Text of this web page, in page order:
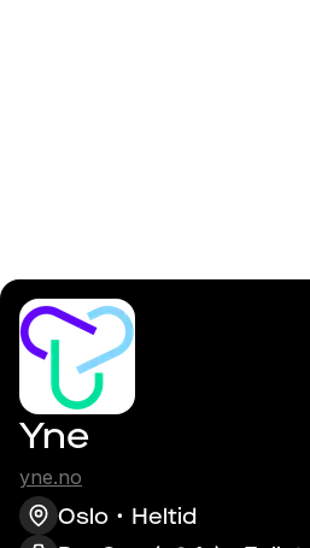
Yne
yne.no
Oslo
Heltid